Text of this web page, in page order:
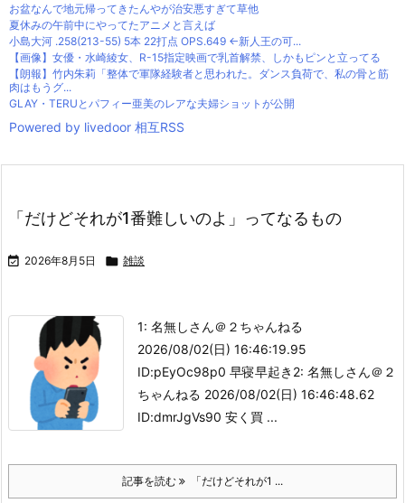
お盆なんで地元帰ってきたんやが治安悪すぎて草他
夏休みの午前中にやってたアニメと言えば
小島大河 .258(213-55) 5本 22打点 OPS.649 ←新人王の可...
【画像】女優・水崎綾女、R-15指定映画で乳首解禁、しかもピンと立ってる
【朗報】竹内朱莉「整体で軍隊経験者と思われた。ダンス負荷で、私の骨と筋
肉はもうグ...
GLAY・TERUとパフィー亜美のレアな夫婦ショットが公開
Powered by livedoor 相互RSS
「だけどそれが1番難しいのよ」ってなるもの
 2026年8月5日  雑談
1: 名無しさん＠２ちゃんねる
2026/08/02(日) 16:46:19.95
ID:pEyOc98p0 早寝早起き2: 名無しさん＠２
ちゃんねる 2026/08/02(日) 16:46:48.62
ID:dmrJgVs90 安く買 ...
記事を読む 「だけどそれが1 ...